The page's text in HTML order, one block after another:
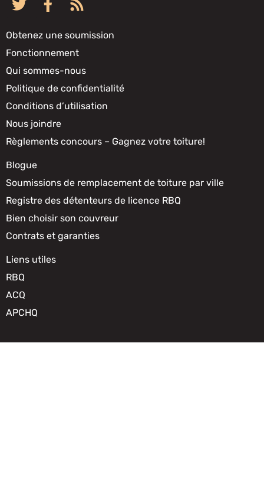
Obtenez une soumission
Fonctionnement
Qui sommes-nous
Politique de confidentialité
Conditions d’utilisation
Nous joindre
Règlements concours – Gagnez votre toiture!
Blogue
Soumissions de remplacement de toiture par ville
Registre des détenteurs de licence RBQ
Bien choisir son couvreur
Contrats et garanties
Liens utiles
RBQ
ACQ
APCHQ